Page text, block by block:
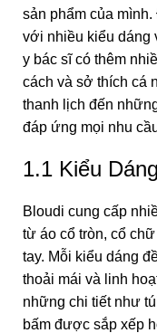
sản phẩm của
với nhiều kiểu dáng
y bác sĩ có thêm
cách và sở thích cá
thanh lịch đến
đáp ứng mọi nhu
1.1 Kiểu
Bloudi cung cấp
từ áo cổ tròn, cổ
tay. Mỗi kiểu dáng
thoải mái và linh
những chi tiết như
bấm được sắp xếp